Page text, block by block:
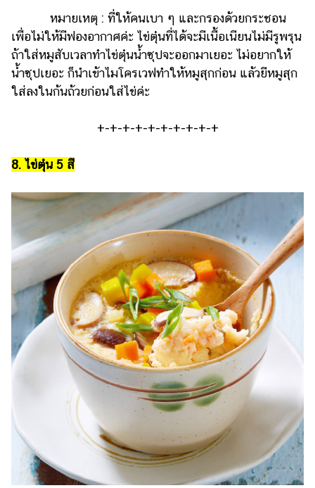
หมายเหตุ : ที่ให้คนเบา ๆ และกรองด้วยกระชอน
เพื่อไม่ให้มีฟองอากาศค่ะ ไข่ตุ๋นที่ได้จะมีเนื้อเนียนไม่มีรูพรุน
ถ้าใส่หมูสับเวลาทำไข่ตุ๋นน้ำซุปจะออกมาเยอะ ไม่อยากให้
น้ำซุปเยอะ ก็นำเข้าไมโครเวฟทำให้หมูสุกก่อน แล้วยีหมูสุก
ใส่ลงในก้นถ้วยก่อนใส่ไข่ค่ะ
+-+-+-+-+-+-+-+-+-+
8. ไข่ตุ๋น 5 สี